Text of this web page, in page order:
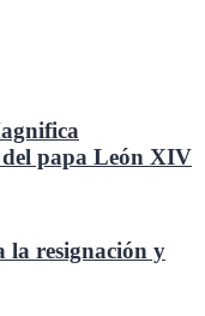
papa León XIV
la resignación y